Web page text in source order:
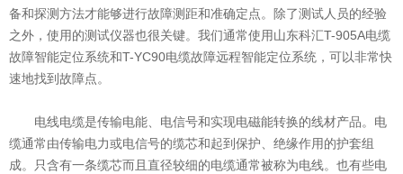
备和探测方法才能够进行故障测距和准确定点。除了测试人员的经验
之外，使用的测试仪器也很关键。我们通常使用山东科汇T-905A电缆
故障智能定位系统和T-YC90电缆故障远程智能定位系统，可以非常快
速地找到故障点。
电线电缆是传输电能、电信号和实现电磁能转换的线材产品。电
缆通常由传输电力或电信号的缆芯和起到保护、绝缘作用的护套组
成。只含有一条缆芯而且直径较细的电缆通常被称为电线。也有些电